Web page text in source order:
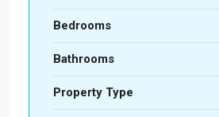
Bedrooms
Bathrooms
Property Type